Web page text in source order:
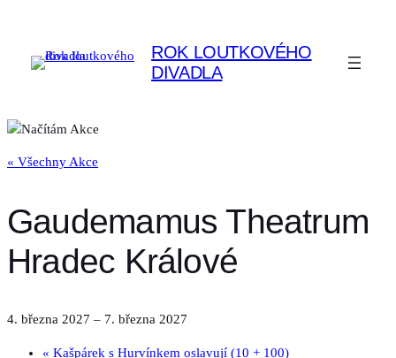
ROK LOUTKOVÉHO
DIVADLA
« Všechny Akce
Gaudemamus Theatrum
Hradec Králové
4. března 2027 – 7. března 2027
« Kašpárek s Hurvínkem oslavují (10 + 100)